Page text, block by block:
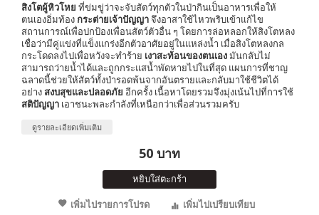
สิงโตผู้หิวโหย ที่ข่มขู่ว่าจะจับสัตว์ทุกตัวในป่ากินเป็นอาหารเพื่อให้
ตนเองอิ่มท้องกระต่ายเจ้าปัญญาจึงอาสาใช้ไหวพริบเข้าแก้ไข
สถานการณ์เพื่อปกป้องเพื่อนสัตว์ตัวอื่น ๆ โดยการล่อหลอกให้สิงโตหลง
เชื่อว่ามีคู่แข่งที่แข็งแกร่งอีกตัวอาศัยอยู่ในแหล่งน้ำ เมื่อสิงโตหลงกล
กระโดดลงไปเพื่อหวังจะทำร้าย เงาสะท้อนของตนเองมันกลับไม่
สามารถว่ายน้ำได้และถูกกระแสน้ำพัดหายไปในที่สุด แผนการที่ชาญ
ฉลาดนี้ช่วยให้สัตว์ทั้งป่ารอดพ้นจากอันตรายและกลับมาใช้ชีวิตได้
อย่างสงบสุขและปลอดภัย อีกครั้ง เนื้อหาโดยรวมจึงมุ่งเน้นไปที่การใช้
สติปัญญา เอาชนะพละกำลังที่เหนือกว่าเพื่อส่วนรวมครับ
ดูรายละเอียดเพิ่มเติม
50 บาท
หยิบใส่ตะกร้า
เพิ่มไปรายการโปรด
เพิ่มไปเปรียบเทียบ